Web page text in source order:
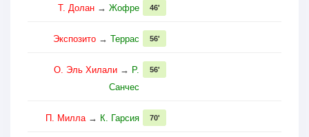
Т. Долан → Жофре 46'
Экспозито → Террас 56'
О. Эль Хилали → Р.
Санчес
56'
П. Милла→ К. Гарсия 70'